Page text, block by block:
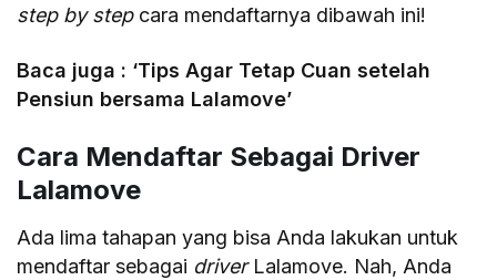
step by step cara mendaftarnya dibawah ini!
Baca juga : ‘Tips Agar Tetap Cuan setelah
Pensiun bersama Lalamove’
Cara Mendaftar Sebagai Driver
Lalamove
Ada lima tahapan yang bisa Anda lakukan untuk
mendaftar sebagai driver Lalamove. Nah, Anda